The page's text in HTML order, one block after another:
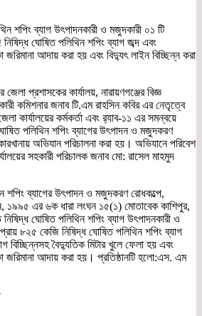
শপিং ব্যাগ উৎপাদনকারী ও মজুদকারী ০১ টি
ঘোষিত পলিথিন শপিং ব্যাগ জব্দ এবং
আদায় করা হয় এবং বিদ্যুৎ লাইন বিচ্ছিন্ন করা
প্রশাসকের কার্যালয়, নারায়ণগঞ্জের বিজ্ঞ
কমিশনার জনাব টি.এম রাহসিন কবির এর নেতৃত্বে
কার্যালয়ের কর্মকর্তা এবং র‌্যাব-১১ এর সমন্বয়ে
পলিথিন শপিং ব্যাগের উৎপাদন ও মজুদকরণ
অভিযান পরিচালনা করা হয়। অভিযানে পরিবেশ
সহকারী পরিচালক জনাব মো: রাসেল মাহমুদ
শপিং ব্যাগের উৎপাদন ও মজুদকরণ রোধকল্পে,
১৯৯৫ এর ৬ক ধারা লংঘন ১৫(১) মোতাবেক কাশিপুর,
ঘোষিত পলিথিন শপিং ব্যাগ উৎপাদনকারী ও
৮২৫ কেজি নিষিদ্ধ ঘোষিত পলিথিন শপিং ব্যাগ
বিচ্ছিন্নসহ বৈদ্যুতিক মিটার খুলে ফেলা হয় এবং
আদায় করা হয়। প্রতিষ্ঠানটি হলো:এস. এম